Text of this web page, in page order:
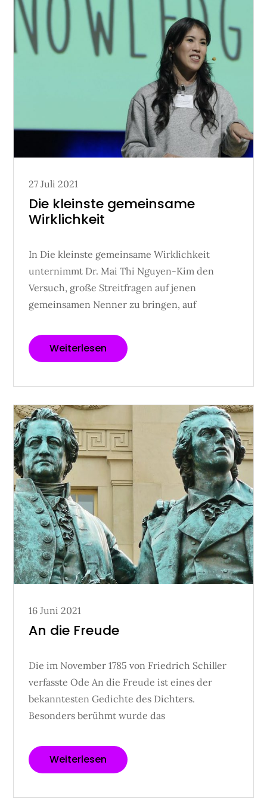
Posted
on
27 Juli 2021
Die kleinste gemeinsame
Wirklichkeit
In Die kleinste gemeinsame Wirklichkeit
unternimmt Dr. Mai Thi Nguyen-Kim den
Versuch, große Streitfragen auf jenen
gemeinsamen Nenner zu bringen, auf
Weiterlesen
Posted
on
16 Juni 2021
An die Freude
Die im November 1785 von Friedrich Schiller
verfasste Ode An die Freude ist eines der
bekanntesten Gedichte des Dichters.
Besonders berühmt wurde das
Weiterlesen